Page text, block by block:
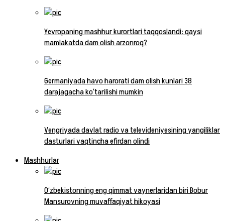
Yevropaning mashhur kurortlari taqqoslandi: qaysi
mamlakatda dam olish arzonroq?
Germaniyada havo harorati dam olish kunlari 38
darajagacha ko‘tarilishi mumkin
Vengriyada davlat radio va televideniyesining yangiliklar
dasturlari vaqtincha efirdan olindi
Mashhurlar
O‘zbekistonning eng qimmat vaynerlaridan biri Bobur
Mansurovning muvaffaqiyat hikoyasi